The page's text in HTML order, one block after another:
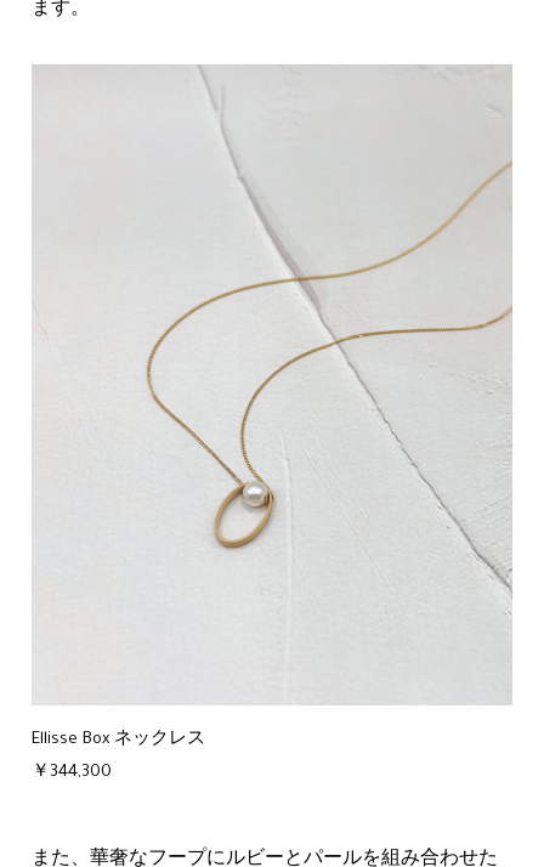
ます。
Ellisse Box ネックレス
￥344,300
また、華奢なフープにルビーとパールを組み合わせた